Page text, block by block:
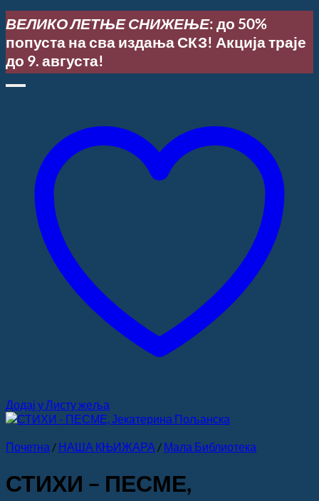
ВЕЛИКО ЛЕТЊЕ СНИЖЕЊЕ: до 50%
попуста на сва издања СКЗ! Акција траје
до 9. августа!
Додај у Листу жеља
Почетна / НАША КЊИЖАРА / Мала Библиотека
СТИХИ – ПЕСМЕ,